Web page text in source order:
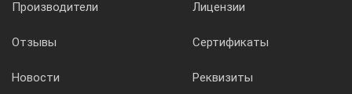
Производители Лицензии
Отзывы Сертификаты
Новости Реквизиты